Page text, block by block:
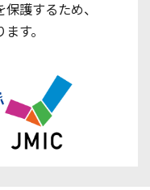
護するため、
す。